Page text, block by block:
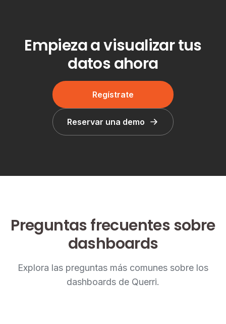
Del nuevo proyecto al dashboard
Mira cómo pasar de un nuevo proyecto a un
Empieza a visualizar tus
datos ahora
Regístrate
Reservar una demo
Preguntas frecuentes sobre
dashboards
Explora las preguntas más comunes sobre los
dashboards de Querri.